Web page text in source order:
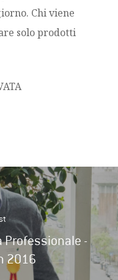
Chi viene
solo prodotti
Professionale -
2016